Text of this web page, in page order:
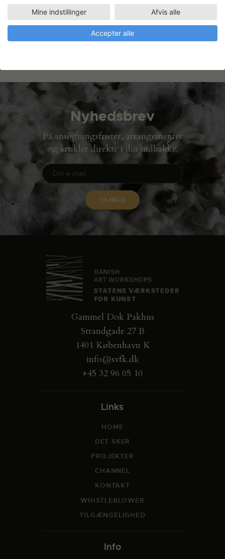
tegninger beskrives de kirkelige højtider,
og på humoristisk, politisk og satirisk vis
formidles…Læs mere
Nyhedsbrev
Få ansøgningsfrister, arrangementer
og artikler direkte i din indbakke.
Gammel Dok Pakhus
Strandgade 27 B
1401 København K
info@svfk.dk
+45 32 96 05 10
Links
HOME
DET SKER
PROJEKTER
CHANNEL
KONTAKT
WHISTLEBLOWER
TILGÆNGELIGHED
Info
Mine indstillinger Afvis alle
Accepter alle